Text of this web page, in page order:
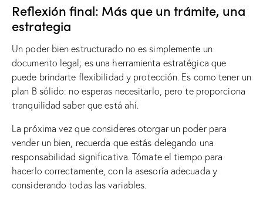
Reflexión final: Más que un trámite, una
estrategia
Un poder bien estructurado no es simplemente un
documento legal; es una herramienta estratégica que
puede brindarte flexibilidad y protección. Es como tener un
plan B sólido: no esperas necesitarlo, pero te proporciona
tranquilidad saber que está ahí.
La próxima vez que consideres otorgar un poder para
vender un bien, recuerda que estás delegando una
responsabilidad significativa. Tómate el tiempo para
hacerlo correctamente, con la asesoría adecuada y
considerando todas las variables.